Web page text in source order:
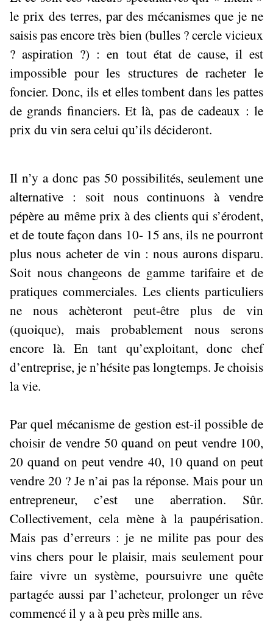
le prix des terres, par des mécanismes que je ne
saisis pas encore très bien (bulles ? cercle vicieux
? aspiration ?) : en tout état de cause, il est
impossible pour les structures de racheter le
foncier. Donc, ils et elles tombent dans les pattes
de grands financiers. Et là, pas de cadeaux : le
prix du vin sera celui qu’ils décideront.
Il n’y a donc pas 50 possibilités, seulement une
alternative : soit nous continuons à vendre
pépère au même prix à des clients qui s’érodent,
et de toute façon dans 10- 15 ans, ils ne pourront
plus nous acheter de vin : nous aurons disparu.
Soit nous changeons de gamme tarifaire et de
pratiques commerciales. Les clients particuliers
ne nous achèteront peut-être plus de vin
(quoique), mais probablement nous serons
encore là. En tant qu’exploitant, donc chef
d’entreprise, je n’hésite pas longtemps. Je choisis
la vie.
Par quel mécanisme de gestion est-il possible de
choisir de vendre 50 quand on peut vendre 100,
20 quand on peut vendre 40, 10 quand on peut
vendre 20 ? Je n’ai pas la réponse. Mais pour un
entrepreneur, c’est une aberration. Sûr.
Collectivement, cela mène à la paupérisation.
Mais pas d’erreurs : je ne milite pas pour des
vins chers pour le plaisir, mais seulement pour
faire vivre un système, poursuivre une quête
partagée aussi par l’acheteur, prolonger un rêve
commencé il y a à peu près mille ans.